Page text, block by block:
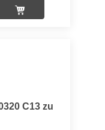
C13 zu